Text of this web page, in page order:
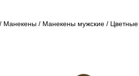
/ Манекены / Манекены мужские / Цветные